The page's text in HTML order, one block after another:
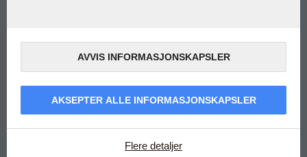
Små perler med 40 µg vitamin D3 fra alger
Phytocaps er produsert av fermentert mais, potet og
erter
Kapslene er uten cellulose /
hydroxypropylmethylcellulose / HPMC
AVVIS INFORMASJONSKAPSLER
AKSEPTER ALLE INFORMASJONSKAPSLER
Flere detaljer